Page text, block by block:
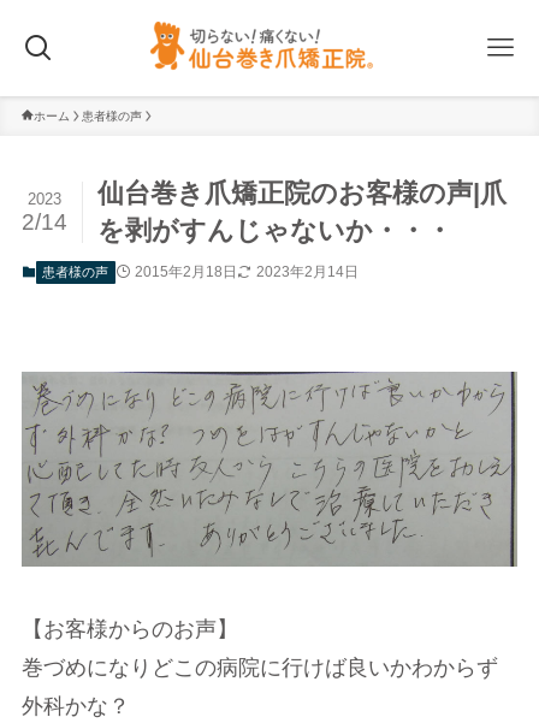
ホーム 患者様の声
仙台巻き爪矯正院のお客様の声|爪
を剥がすんじゃないか・・・
2023
2/14
患者様の声 2015年2月18日 2023年2月14日
【お客様からのお声】
巻づめになりどこの病院に行けば良いかわからず
外科かな？